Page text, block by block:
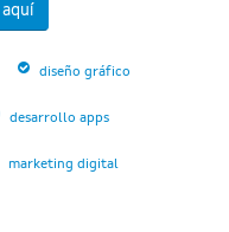
diseño gráfico
desarrollo apps
marketing digital